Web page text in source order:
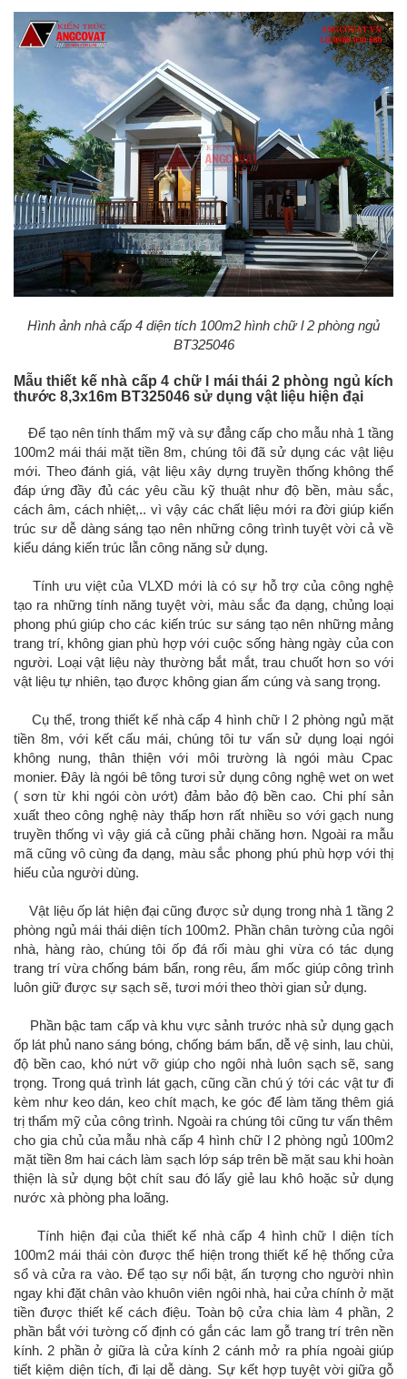
Hình ảnh nhà cấp 4 diện tích 100m2 hình chữ l 2 phòng ngủ
BT325046
Mẫu thiết kế nhà cấp 4 chữ l mái thái 2 phòng ngủ kích
thước 8,3x16m BT325046 sử dụng vật liệu hiện đại
Để tạo nên tính thẩm mỹ và sự đẳng cấp cho mẫu nhà 1 tầng
100m2 mái thái mặt tiền 8m, chúng tôi đã sử dụng các vật liệu
mới. Theo đánh giá, vật liệu xây dựng truyền thống không thể
đáp ứng đầy đủ các yêu cầu kỹ thuật như độ bền, màu sắc,
cách âm, cách nhiệt,.. vì vậy các chất liệu mới ra đời giúp kiến
trúc sư dễ dàng sáng tạo nên những công trình tuyệt vời cả về
kiểu dáng kiến trúc lẫn công năng sử dụng.
Tính ưu việt của VLXD mới là có sự hỗ trợ của công nghệ
tạo ra những tính năng tuyệt vời, màu sắc đa dạng, chủng loại
phong phú giúp cho các kiến trúc sư sáng tạo nên những mảng
trang trí, không gian phù hợp với cuộc sống hàng ngày của con
người. Loại vật liệu này thường bắt mắt, trau chuốt hơn so với
vật liệu tự nhiên, tạo được không gian ấm cúng và sang trọng.
Cụ thể, trong thiết kế nhà cấp 4 hình chữ l 2 phòng ngủ mặt
tiền 8m, với kết cấu mái, chúng tôi tư vấn sử dụng loại ngói
không nung, thân thiện với môi trường là ngói màu Cpac
monier. Đây là ngói bê tông tươi sử dụng công nghệ wet on wet
( sơn từ khi ngói còn ướt) đảm bảo độ bền cao. Chi phí sản
xuất theo công nghệ này thấp hơn rất nhiều so với gạch nung
truyền thống vì vậy giá cả cũng phải chăng hơn. Ngoài ra mẫu
mã cũng vô cùng đa dạng, màu sắc phong phú phù hợp với thị
hiếu của người dùng.
Vật liệu ốp lát hiện đại cũng được sử dụng trong nhà 1 tầng 2
phòng ngủ mái thái diện tích 100m2. Phần chân tường của ngôi
nhà, hàng rào, chúng tôi ốp đá rối màu ghi vừa có tác dụng
trang trí vừa chống bám bẩn, rong rêu, ẩm mốc giúp công trình
luôn giữ được sự sạch sẽ, tươi mới theo thời gian sử dụng.
Phần bậc tam cấp và khu vực sảnh trước nhà sử dụng gạch
ốp lát phủ nano sáng bóng, chống bám bẩn, dễ vệ sinh, lau chùi,
độ bền cao, khó nứt vỡ giúp cho ngôi nhà luôn sạch sẽ, sang
trọng. Trong quá trình lát gạch, cũng cần chú ý tới các vật tư đi
kèm như keo dán, keo chít mạch, ke góc để làm tăng thêm giá
trị thẩm mỹ của công trình. Ngoài ra chúng tôi cũng tư vấn thêm
cho gia chủ của mẫu nhà cấp 4 hình chữ l 2 phòng ngủ 100m2
mặt tiền 8m hai cách làm sạch lớp sáp trên bề mặt sau khi hoàn
thiện là sử dụng bột chít sau đó lấy giẻ lau khô hoặc sử dụng
nước xà phòng pha loãng.
Tính hiện đại của thiết kế nhà cấp 4 hình chữ l diện tích
100m2 mái thái còn được thể hiện trong thiết kế hệ thống cửa
sổ và cửa ra vào. Để tạo sự nổi bật, ấn tượng cho người nhìn
ngay khi đặt chân vào khuôn viên ngôi nhà, hai cửa chính ở mặt
tiền được thiết kế cách điệu. Toàn bộ cửa chia làm 4 phần, 2
phần bắt với tường cố định có gắn các lam gỗ trang trí trên nền
kính. 2 phần ở giữa là cửa kính 2 cánh mở ra phía ngoài giúp
tiết kiệm diện tích, đi lại dễ dàng. Sự kết hợp tuyệt vời giữa gỗ